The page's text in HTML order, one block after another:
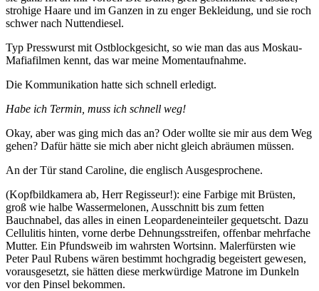
strohige Haare und im Ganzen in zu enger Bekleidung, und sie roch
schwer nach Nuttendiesel.
Typ Presswurst mit Ostblockgesicht, so wie man das aus Moskau-
Mafiafilmen kennt, das war meine Momentaufnahme.
Die Kommunikation hatte sich schnell erledigt.
Habe ich Termin, muss ich schnell weg!
Okay, aber was ging mich das an? Oder wollte sie mir aus dem Weg
gehen? Dafür hätte sie mich aber nicht gleich abräumen müssen.
An der Tür stand Caroline, die englisch Ausgesprochene.
(Kopfbildkamera ab, Herr Regisseur!): eine Farbige mit Brüsten,
groß wie halbe Wassermelonen, Ausschnitt bis zum fetten
Bauchnabel, das alles in einen Leopardeneinteiler gequetscht. Dazu
Cellulitis hinten, vorne derbe Dehnungsstreifen, offenbar mehrfache
Mutter. Ein Pfundsweib im wahrsten Wortsinn. Malerfürsten wie
Peter Paul Rubens wären bestimmt hochgradig begeistert gewesen,
vorausgesetzt, sie hätten diese merkwürdige Matrone im Dunkeln
vor den Pinsel bekommen.